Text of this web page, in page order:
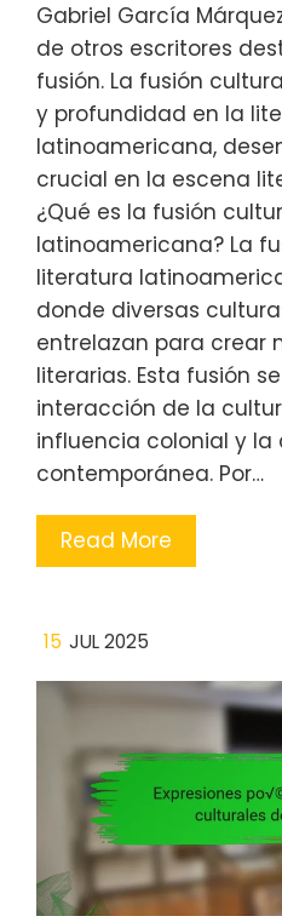
Gabriel García
de otros escritores
fusión. La fusión
y profundidad en la
latinoamericana,
crucial en la escena
¿Qué es la fusión
latinoamericana? La
literatura
donde diversas
entrelazan para crear
literarias. Esta fusión
interacción de la
influencia colonial y la
contemporánea. Por…
Read More
15 JUL 2025